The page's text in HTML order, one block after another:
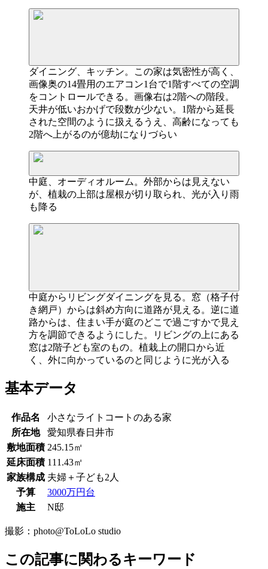
ダイニング、キッチン。この家は気密性が高く、
画像奥の14畳用のエアコン1台で1階すべての空調
をコントロールできる。画像右は2階への階段。
天井が低いおかげで段数が少ない。1階から延長
された空間のように扱えるうえ、高齢になっても
2階へ上がるのが億劫になりづらい
中庭、オーディオルーム。外部からは見えない
が、植栽の上部は屋根が切り取られ、光が入り雨
も降る
中庭からリビングダイニングを見る。窓（格子付
き網戸）からは斜め方向に道路が見える。逆に道
路からは、住まい手が庭のどこで過ごすかで見え
方を調節できるようにした。リビングの上にある
窓は2階子ども室のもの。植栽上の開口から近
く、外に向かっているのと同じように光が入る
基本データ
作品名
小さなライトコートのある家
所在地
愛知県春日井市
敷地面積 245.15㎡
延床面積 111.43㎡
家族構成 夫婦＋子ども2人
予算
3000万円台
施主
N邸
撮影： photo@ToLoLo studio
この記事に関わるキーワード